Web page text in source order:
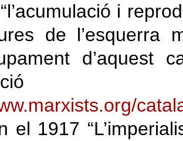
i
de l’esquerra
el 1917